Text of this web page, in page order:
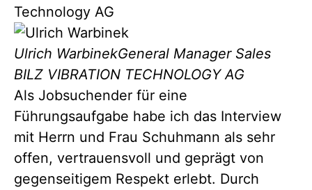
Technology AG
Ulrich WarbinekGeneral Manager Sales
BILZ VIBRATION TECHNOLOGY AG
Als Jobsuchender für eine
Führungsaufgabe habe ich das Interview
mit Herrn und Frau Schuhmann als sehr
offen, vertrauensvoll und geprägt von
gegenseitigem Respekt erlebt. Durch